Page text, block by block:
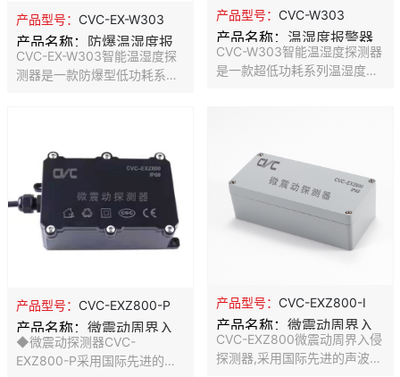
尘、雪花
产品型号： CVC-EX-W303
产品名称： 防爆温湿度报
警器
CVC-EX-W303智能温湿度探
测器是一款防爆型低功耗系列
题，测量精度更高，响应速度
更快。
产品型号： CVC-W303
产品名称： 温湿度报警器
CVC-W303智能温湿度探测器
是一款超低功耗系列温湿度变
更高，响应速度更快。采用瑞
士进口二代传感器探头，确保
产品优异的测量性能。RS485
信号输出，通信距离最大可达
1200 米（实测）。
产品型号： CVC-EXZ800-P
产品名称： 微震动周界入
侵探测器
◆微震动探测器CVC-
EXZ800-P采用国际先进的声
产品型号： CVC-EXZ800-I
产品名称： 微震动周界入
侵报警器
CVC-EXZ800微震动周界入侵
探测器,采用国际先进的声波传